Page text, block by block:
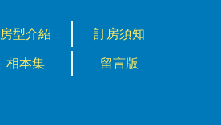
房型介紹 訂房須知
相本集 留言版